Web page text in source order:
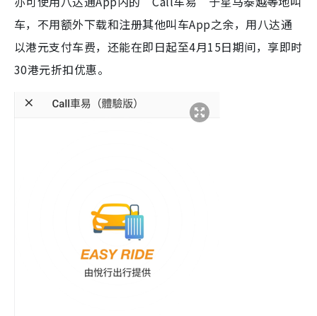
车，不用额外下载和注册其他叫车App之余，用八达通
以港元支付车费，还能在即日起至4月15日期间，享即时
30港元折扣优惠。